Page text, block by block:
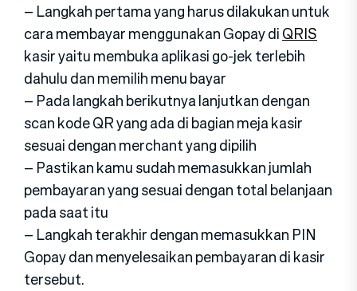
– Langkah pertama yang harus dilakukan untuk
cara membayar menggunakan Gopay diQRIS
kasir yaitu membuka aplikasi go-jek terlebih
dahulu dan memilih menu bayar
– Pada langkah berikutnya lanjutkan dengan
scan kode QR yang ada di bagian meja kasir
sesuai dengan merchant yang dipilih
– Pastikan kamu sudah memasukkan jumlah
pembayaran yang sesuai dengan total belanjaan
pada saat itu
– Langkah terakhir dengan memasukkan PIN
Gopay dan menyelesaikan pembayaran di kasir
tersebut.